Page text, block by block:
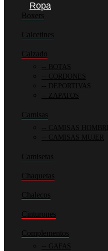
Ropa
Boxers
Calcetines
Calzado
BOTAS
CORDONES
DEPORTIVAS
ZAPATOS
Camisas
CAMISAS HOMBRE
CAMISAS MUJER
Camisetas
Chaquetas
Chalecos
Cinturones
Complementos
GAFAS